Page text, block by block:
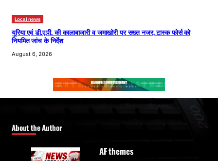
Local news
यूरिया एवं डी.ए.पी. की कालाबाजारी व जमाखोरी पर सख्त नजर, टास्क फोर्स को
नियमित जांच के निर्देश
August 6, 2026
About the Author
AF themes